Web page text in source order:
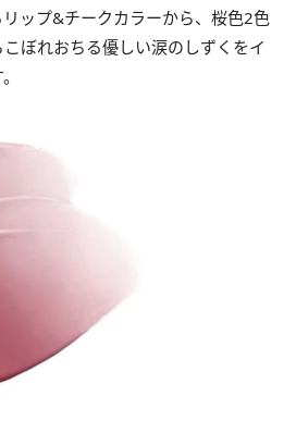
ップ&チークカラーから、桜色2色
ぼれおちる優しい涙のしずくをイ